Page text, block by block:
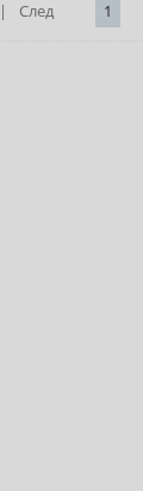
| След 1